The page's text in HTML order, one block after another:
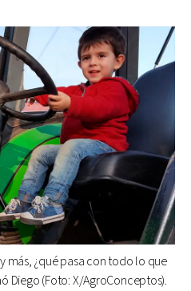
más, ¿qué pasa con todo lo que
Diego (Foto: X/AgroConceptos).